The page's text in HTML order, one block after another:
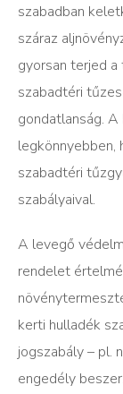
szabadban
száraz
gyorsan terjed
szabadtéri
gondatlanság.
legkönnyebben,
szabadtéri
szabályaival.
A levegő
rendelet
kerti hulladék
jogszabály – pl.
engedély